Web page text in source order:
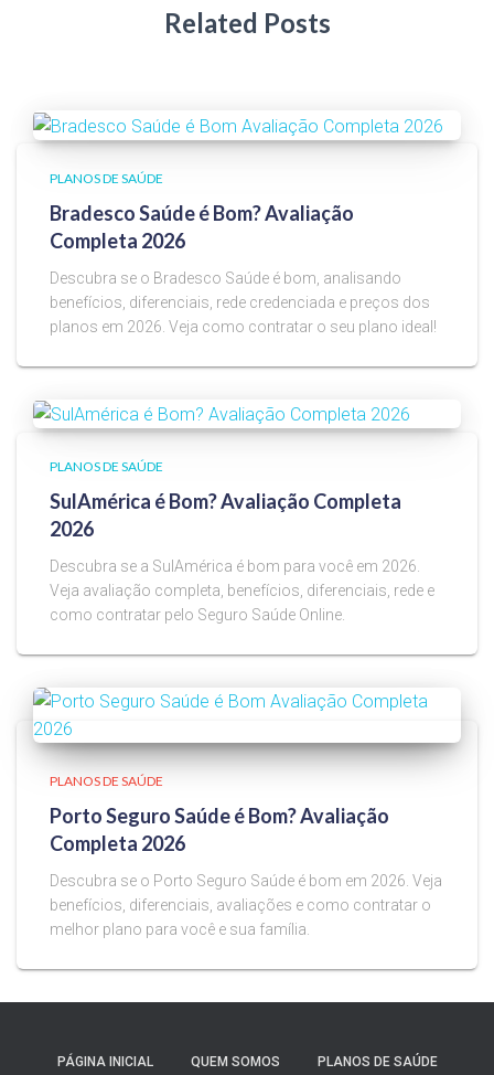
Related Posts
PLANOS DE SAÚDE
Bradesco Saúde é Bom? Avaliação
Completa 2026
Descubra se o Bradesco Saúde é bom, analisando
benefícios, diferenciais, rede credenciada e preços dos
planos em 2026. Veja como contratar o seu plano ideal!
PLANOS DE SAÚDE
SulAmérica é Bom? Avaliação Completa
2026
Descubra se a SulAmérica é bom para você em 2026.
Veja avaliação completa, benefícios, diferenciais, rede e
como contratar pelo Seguro Saúde Online.
PLANOS DE SAÚDE
Porto Seguro Saúde é Bom? Avaliação
Completa 2026
Descubra se o Porto Seguro Saúde é bom em 2026. Veja
benefícios, diferenciais, avaliações e como contratar o
melhor plano para você e sua família.
PÁGINA INICIAL QUEM SOMOS PLANOS DE SAÚDE